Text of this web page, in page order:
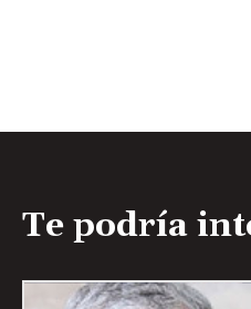
Te podría